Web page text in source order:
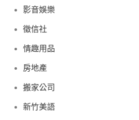
影音娛樂
徵信社
情趣用品
房地產
搬家公司
新竹美語